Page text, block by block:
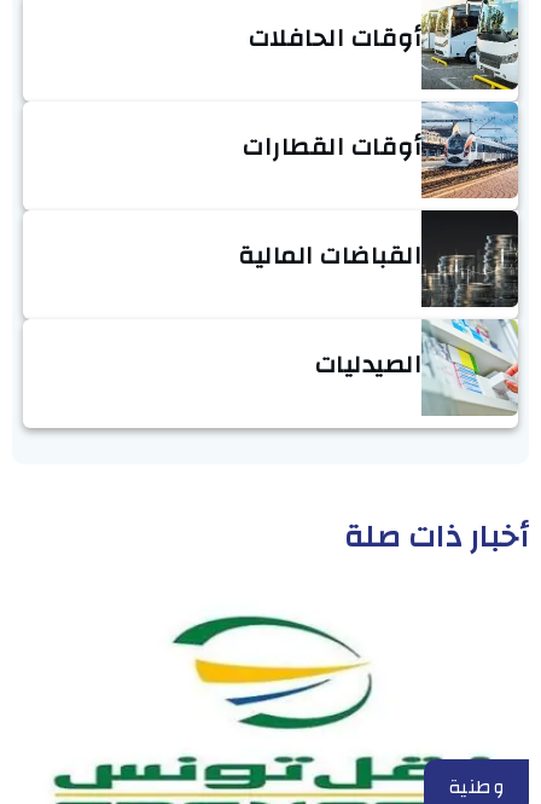
أوقات الحافلات
أوقات القطارات
القباضات المالية
الصيدليات
أخبار ذات صلة
وطنية